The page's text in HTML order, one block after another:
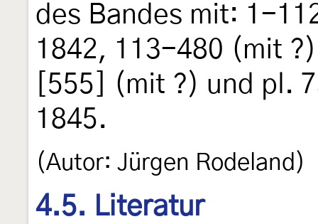
des Bandes mit: 1-
1842, 113-480 (mit
[555] (mit ?) und pl.
1845.
(Autor: Jürgen Rodeland)
4.5. Literatur